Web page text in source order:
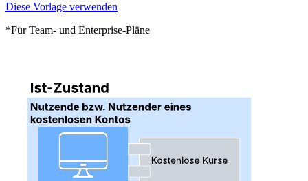
Diese Vorlage verwenden
*Für Team- und Enterprise-Pläne